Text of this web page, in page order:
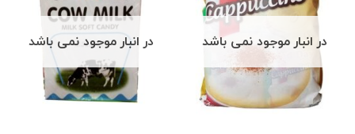
در انبار موجود نمی باشد در انبار موجود نمی باشد